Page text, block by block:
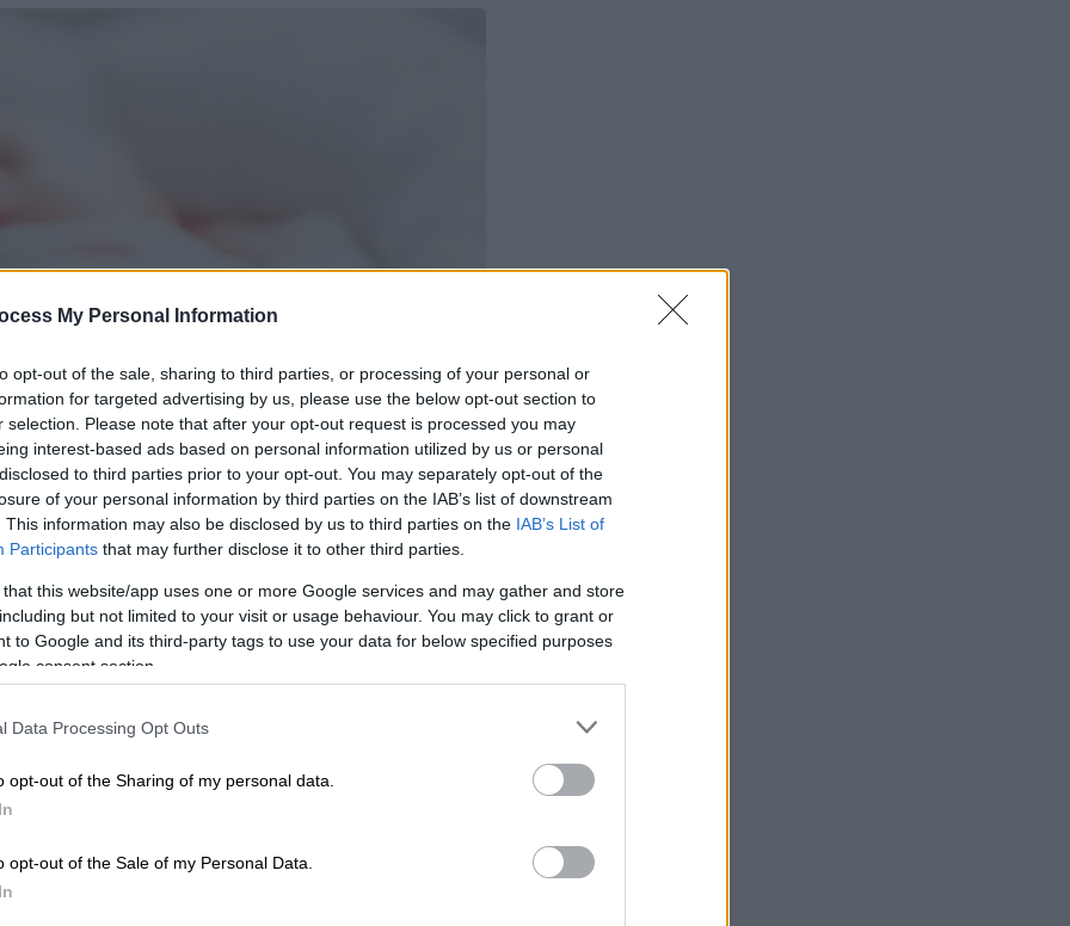
My Personal Information
opt-out of the sale, sharing to third parties, or processing of your personal or
for targeted advertising by us, please use the below opt-out section to
selection. Please note that after your opt-out request is processed you may
interest-based ads based on personal information utilized by us or personal
to third parties prior to your opt-out. You may separately opt-out of the
of your personal information by third parties on the IAB’s list of downstream
This information may also be disclosed by us to third parties on the IAB’s List of
Participants that may further disclose it to other third parties.
that this website/app uses one or more Google services and may gather and store
but not limited to your visit or usage behaviour. You may click to grant or
to Google and its third-party tags to use your data for below specified purposes
consent section.
Data Processing Opt Outs
opt-out of the Sharing of my personal data.
opt-out of the Sale of my Personal Data.
το ΕΘΝΟΣ στη Google
στηνΚάτω Αχαΐα
εξέταση που αφορά στο 19 ημερών
- νεκροτομήστις 20 Οκτωβρίου και